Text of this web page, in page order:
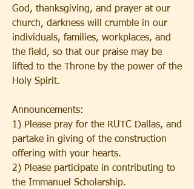
God, thanksgiving, and prayer at our
church, darkness will crumble in our
individuals, families, workplaces, and
the field, so that our praise may be
lifted to the Throne by the power of the
Holy Spirit.
Announcements:
1) Please pray for the RUTC Dallas, and
partake in giving of the construction
offering with your hearts.
2) Please participate in contributing to
the Immanuel Scholarship.